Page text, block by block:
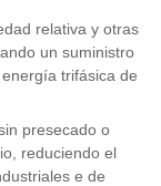
~
℃
relativa y otras
un suministro
trifásica de
presecado o
reduciendo el
e de